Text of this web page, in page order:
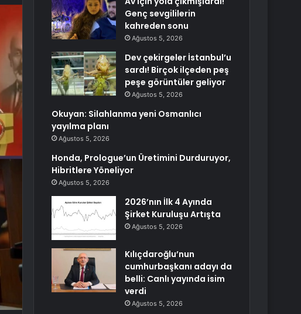
Genç sevgililerin
kahreden sonu
Ağustos 5, 2026
Dev çekirgeler İstanbul’u
sardı! Birçok ilçeden peş
peşe görüntüler geliyor
Ağustos 5, 2026
Okuyan: Silahlanma yeni Osmanlıcı
yayılma planı
Ağustos 5, 2026
Honda, Prologue’un Üretimini Durduruyor,
Hibritlere Yöneliyor
Ağustos 5, 2026
2026’nın İlk 4 Ayında
Şirket Kuruluşu Artışta
Ağustos 5, 2026
Kılıçdaroğlu’nun
cumhurbaşkanı adayı da
belli: Canlı yayında isim
verdi
Ağustos 5, 2026